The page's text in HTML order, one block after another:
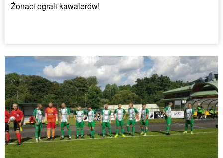
Żonaci ograli kawalerów!